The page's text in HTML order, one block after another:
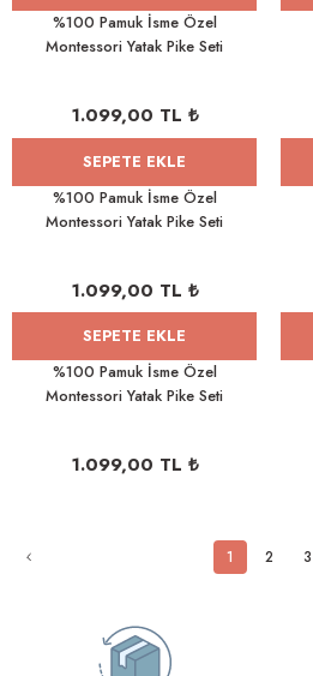
%100 Pamuk İsme Özel
Montessori Yatak Pike Seti
1.099,00 TL ₺
SEPETE EKLE
%100 Pamuk İsme Özel
Montessori Yatak Pike Seti
1.099,00 TL ₺
SEPETE EKLE
%100 Pamuk İsme Özel
Montessori Yatak Pike Seti
1.099,00 TL ₺
1 2 3